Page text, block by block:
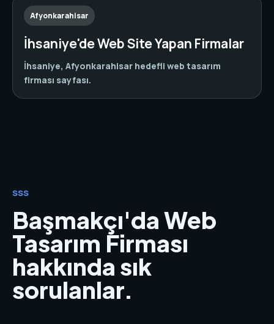
Afyonkarahisar
İhsaniye'de Web Site Yapan Firmalar
İhsaniye, Afyonkarahisar hedefli web tasarım
firması sayfası.
SSS
Başmakçı'da Web
Tasarım Firması
hakkında sık
sorulanlar.